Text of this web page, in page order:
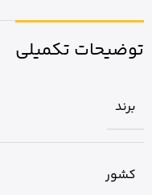
توضیحات تکمیلی
برند
کشور